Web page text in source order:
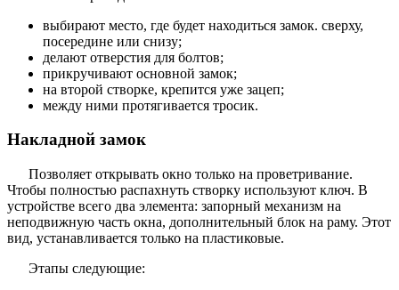
выбирают место, где будет находиться замок. сверху,
посередине или снизу;
делают отверстия для болтов;
прикручивают основной замок;
на второй створке, крепится уже зацеп;
между ними протягивается тросик.
Накладной замок
Позволяет открывать окно только на проветривание.
Чтобы полностью распахнуть створку используют ключ. В
устройстве всего два элемента: запорный механизм на
неподвижную часть окна, дополнительный блок на раму. Этот
вид, устанавливается только на пластиковые.
Этапы следующие: